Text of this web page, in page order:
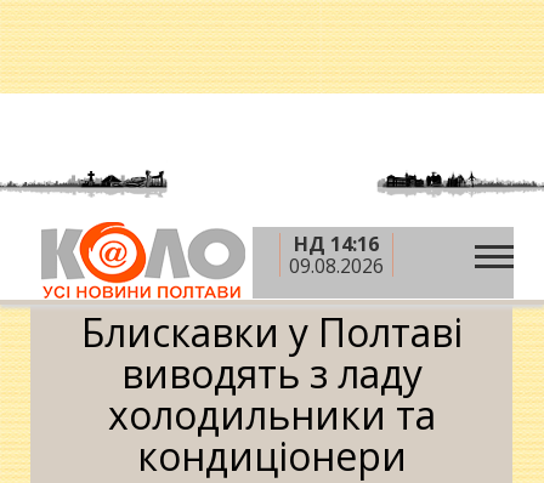
НД 14:16
09.08.2026
Головна » Новини »
Блискавки у Полтаві
виводять з ладу холодильники та кондиціонери
Блискавки у Полтаві
виводять з ладу
холодильники та
кондиціонери